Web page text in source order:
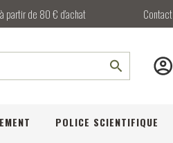
à partir de 80 € d’achat Contact
POLICE SCIENTIFIQUE